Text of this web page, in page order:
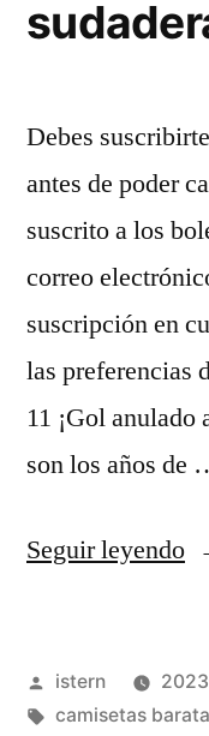
Debes
antes de poder
suscrito a los
correo
suscripción en
las preferencias
11 ¡Gol
son los años de
Seguir leyendo
Publicado
por
istern
Etiquetas:
camisetas